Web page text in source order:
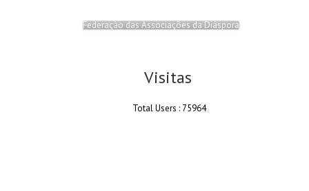
Federação das Associações da Diáspora
Visitas
Total Users : 75964